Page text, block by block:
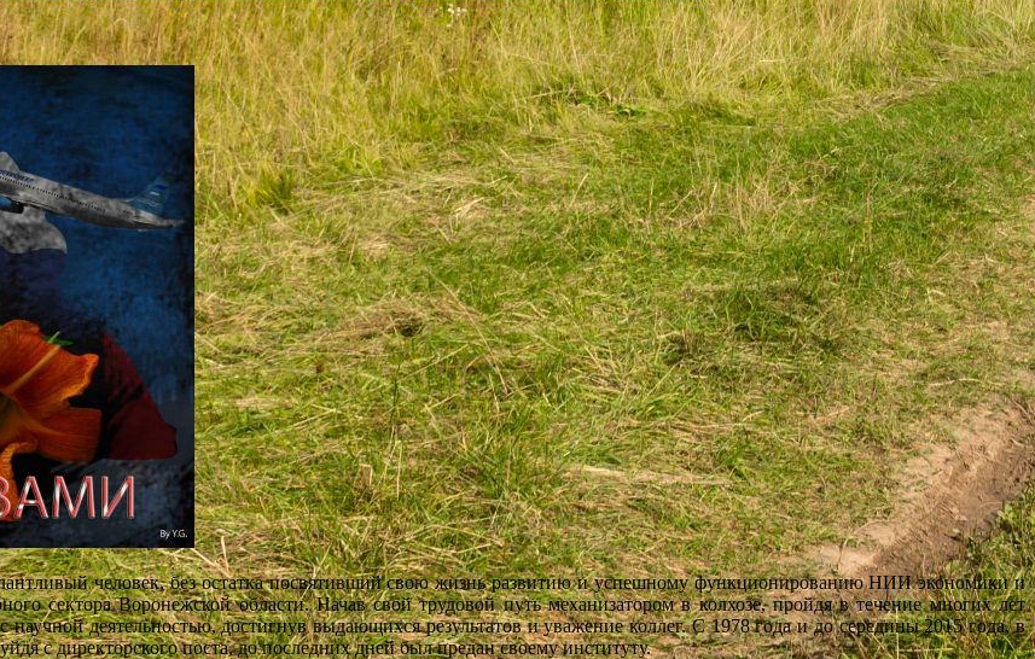
человек, без остатка посвятивший свою жизнь развитию и успешному функционированию НИИ экономики и
сектора Воронежской области. Начав свой трудовой путь механизатором в колхозе, пройдя в течение многих лет
деятельностью, достигнув выдающихся результатов и уважение коллег. С 1978 года и до середины 2015 года, в
директорского поста, до последних дней был предан своему институту.